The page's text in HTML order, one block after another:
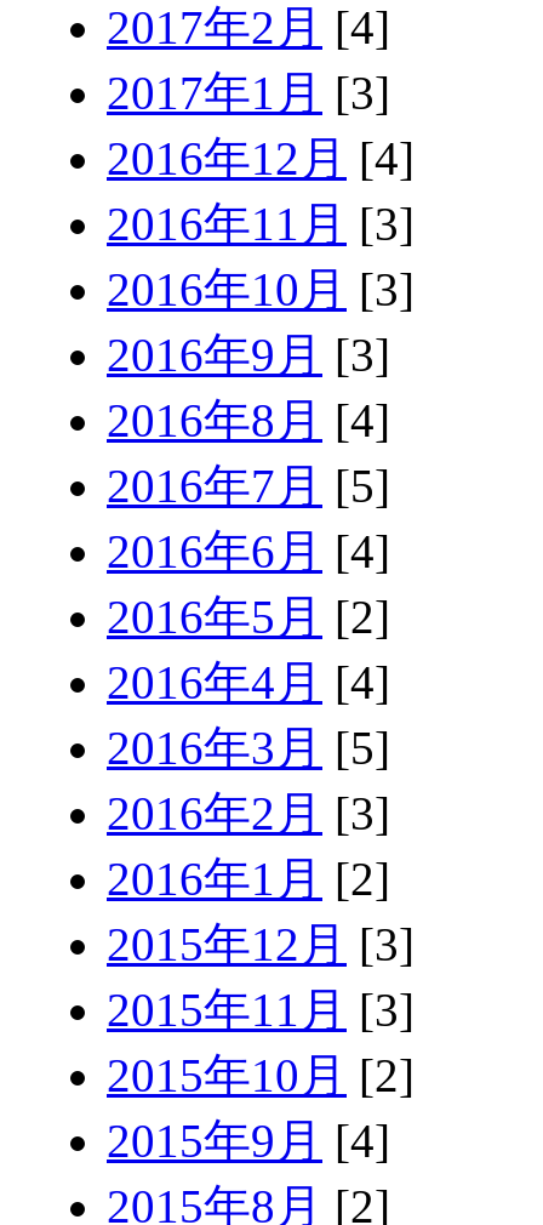
2017年2月 [4]
2017年1月 [3]
2016年12月 [4]
2016年11月 [3]
2016年10月 [3]
2016年9月 [3]
2016年8月 [4]
2016年7月 [5]
2016年6月 [4]
2016年5月 [2]
2016年4月 [4]
2016年3月 [5]
2016年2月 [3]
2016年1月 [2]
2015年12月 [3]
2015年11月 [3]
2015年10月 [2]
2015年9月 [4]
2015年8月 [2]